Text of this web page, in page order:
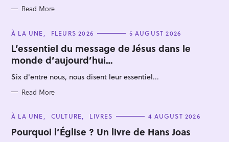
Read More
C
T
E
G
O
R
I
S
À LA UNE FLEURS 2026 5 AUGUST 2026
L’essentiel du message de Jésus dans le
monde d’aujourd’hui…
Six d'entre nous, nous disent leur essentiel...
Read More
C
T
E
À LA UNE CULTURE LIVRES 4 AUGUST 2026
Pourquoi l’Église ? Un livre de Hans Joas